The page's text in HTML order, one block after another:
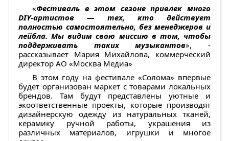
«Фестиваль в этом сезоне привлек много
DIY-артистов — тех, кто действует
полностью самостоятельно, без менеджеров и
лейбла. Мы видим свою миссию в том, чтобы
поддерживать таких музыкантов», -
рассказывает Мария Михайлова, коммерческий
директор АО «Москва Медиа»
В этом году на фестивале «Солома» впервые
будет организован маркет с товарами локальных
брендов. Там будут представлены уютные и
экоответственные проекты, которые производят
дизайнерскую одежду из натуральных тканей,
керамику ручной работы, украшения из
различных материалов, игрушки и многое